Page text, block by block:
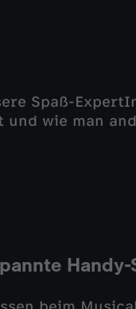
Spaß-
und wie man
Handy-